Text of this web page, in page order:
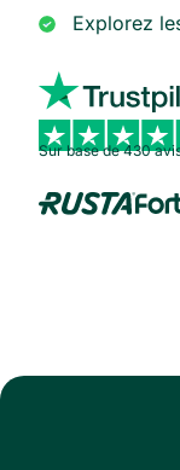
Explorez
Sur base de 430